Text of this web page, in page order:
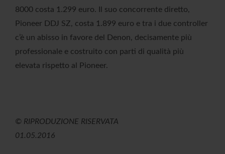
8000 costa 1.299 euro. Il suo concorrente diretto,
Pioneer DDJ SZ, costa 1.899 euro e tra i due controller
c’è un abisso in favore del Denon, decisamente più
professionale e costruito con parti di qualità più
elevata rispetto al Pioneer.
© RIPRODUZIONE RISERVATA
01.05.2016